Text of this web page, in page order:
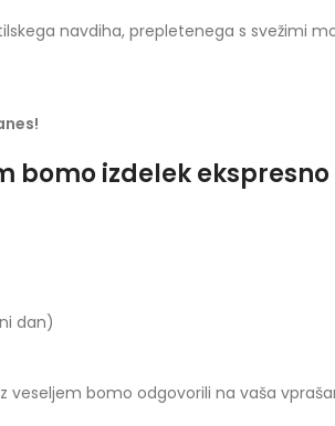
navdiha, prepletenega s svežimi
bomo izdelek
dan)
veseljem bomo odgovorili na vaša